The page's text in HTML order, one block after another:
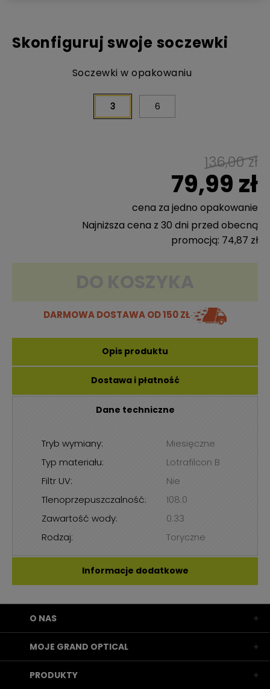
Opis produktu
Dostawa i płatność
Dane techniczne
Tryb wymiany:
Miesięczne
Typ materiału:
Lotrafilcon B
Filtr UV:
Nie
Tlenoprzepuszczalność:
108.0
Zawartość wody:
0.33
Rodzaj:
Toryczne
Informacje dodatkowe
Skonfiguruj swoje soczewki
Soczewki w opakowaniu
3 6
136,00 zł
79,99 zł
cena za jedno opakowanie
Najniższa cena z 30 dni przed obecną
promocją: 74,87 zł
DARMOWA DOSTAWAOD 150 ZŁ
O NAS
MOJE GRAND OPTICAL
PRODUKTY